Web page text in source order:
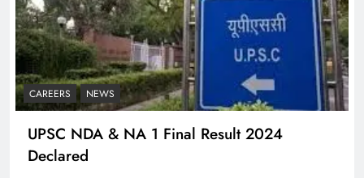
CAREERS NEWS
UPSC NDA & NA 1 Final Result 2024
Declared